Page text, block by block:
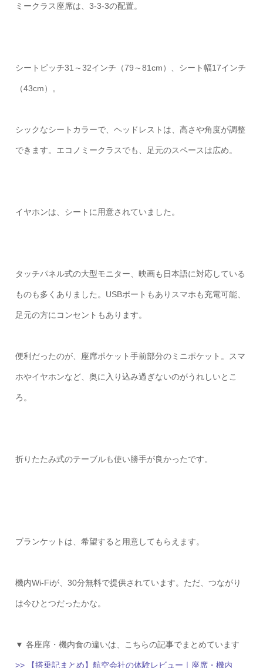
ミークラス座席は、3-3-3の配置。
シートピッチ31～32インチ（79～81cm）、シート幅17インチ
（43cm）。
シックなシートカラーで、ヘッドレストは、高さや角度が調整
できます。エコノミークラスでも、足元のスペースは広め。
イヤホンは、シートに用意されていました。
タッチパネル式の大型モニター、映画も日本語に対応している
ものも多くありました。USBポートもありスマホも充電可能、
足元の方にコンセントもあります。
便利だったのが、座席ポケット手前部分のミニポケット。スマ
ホやイヤホンなど、奥に入り込み過ぎないのがうれしいとこ
ろ。
折りたたみ式のテーブルも使い勝手が良かったです。
ブランケットは、希望すると用意してもらえます。
機内Wi-Fiが、30分無料で提供されています。ただ、つながり
は今ひとつだったかな。
▼ 各座席・機内食の違いは、こちらの記事でまとめています
>> 【搭乗記まとめ】航空会社の体験レビュー｜座席・機内